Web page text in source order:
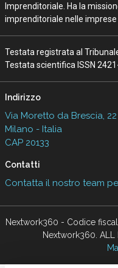
Imprenditoriale. Ha la
imprenditoriale nelle
Testata registrata al
Testata scientifica ISSN
Indirizzo
Via Moretto da Brescia, 22
Milano - Italia
CAP 20133
Contatti
Contatta il nostro team
Nextwork360 - Codice
Nextwork360. ALL